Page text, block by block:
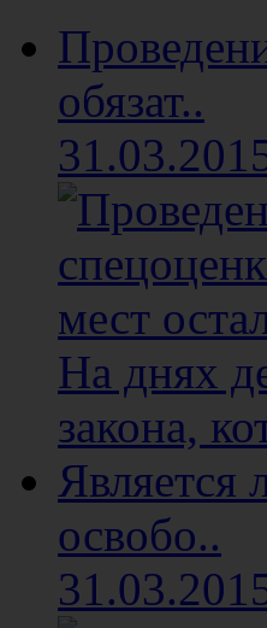
обязат..
На днях
закона,
Является
освобо..